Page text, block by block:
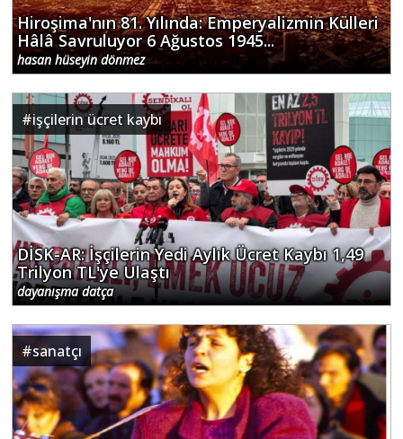
Hiroşima'nın 81. Yılında: Emperyalizmin Külleri
Hâlâ Savruluyor 6 Ağustos 1945...
hasan hüseyin dönmez
#işçilerin ücret kaybı
DİSK-AR: İşçilerin Yedi Aylık Ücret Kaybı 1,49
Trilyon TL'ye Ulaştı
dayanışma datça
#sanatçı